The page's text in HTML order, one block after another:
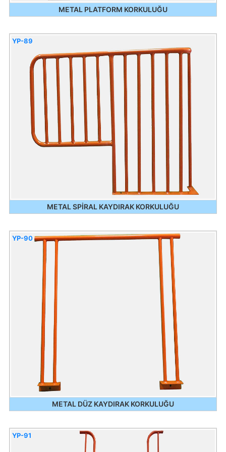
METAL PLATFORM KORKULUĞU
METAL SPİRAL KAYDIRAK KORKULUĞU
YP-89
METAL DÜZ KAYDIRAK KORKULUĞU
YP-90
YP-91